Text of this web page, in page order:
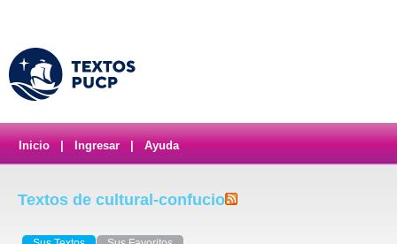
Inicio Ingresar Ayuda
Textos de cultural-confucio